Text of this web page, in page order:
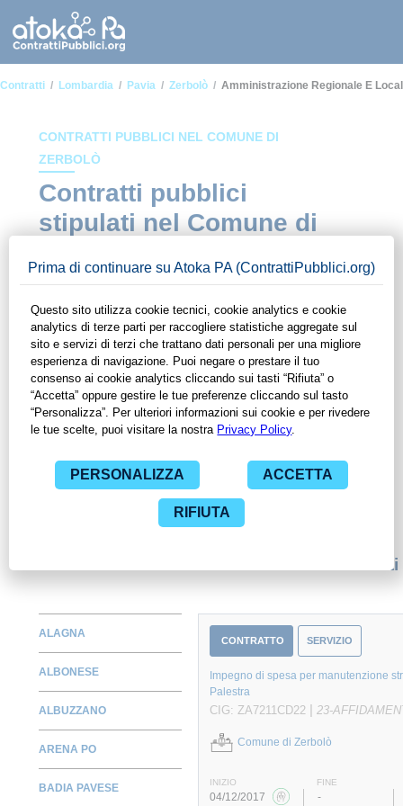
Contratti Lombardia Pavia Zerbolò Amministrazione Regionale E
CONTRATTI PUBBLICI NEL COMUNE DI
ZERBOLÒ
Contratti pubblici
stipulati nel Comune di
Amministrazione
regionale e locale
In questa sezione del sito di ContrattiPubblici.org potrai avere
ad alcuni dei contratti presenti nella piattaforma stipulati
all'interno del Comune di Zerbolò in ambito Amministrazione
regionale e locale. Grazie alle funzionalità di
ContrattiPubblici.org potrai monitorare la scadenza dei
contratti pubblici di tuo interesse e programmare la tua attività
commerciale con le Pubbliche Amministrazioni con largo
giorni di prova gratuiti per avere l'opportunità di conoscere e
consultare tutti i dati inerenti ai contratti stipulati da una
specifica PA, compresi gli affidamenti diretti.
Monitora alcuni
ALAGNA
ALBONESE
ALBUZZANO
ARENA PO
BADIA PAVESE
CONTRATTO SERVIZIO
Impegno di spesa per manutenzione
Palestra
CIG: ZA7211CD22 | 23-
Comune di Zerbolò
INIZIO FINE
04/12/2017 -